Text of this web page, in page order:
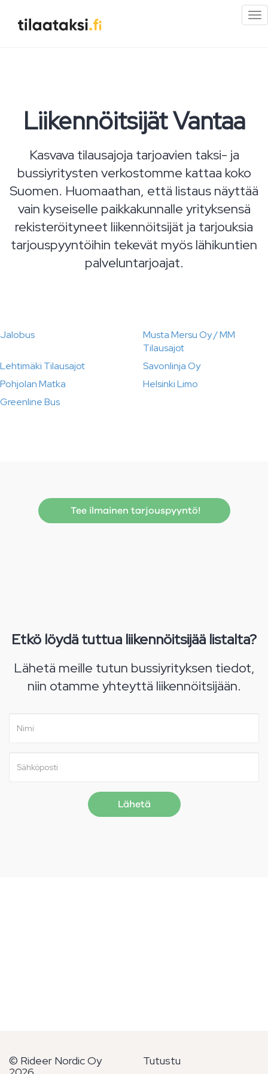
Liikennöitsijät Vantaa
Kasvava tilausajoja tarjoavien taksi- ja
bussiyritysten verkostomme kattaa koko
Suomen. Huomaathan, että listaus näyttää
vain kyseiselle paikkakunnalle yrityksensä
rekisteröityneet liikennöitsijät ja tarjouksia
tarjouspyyntöihin tekevät myös lähikuntien
palveluntarjoajat.
Jalobus
Musta Mersu Oy / MM
Tilausajot
Lehtimäki Tilausajot
Savonlinja Oy
Pohjolan Matka
Helsinki Limo
Greenline Bus
Tee ilmainen tarjouspyyntö!
Etkö löydä tuttua liikennöitsijää listalta?
Lähetä meille tutun bussiyrityksen tiedot,
niin otamme yhteyttä liikennöitsijään.
© Rideer Nordic Oy
Tutustu